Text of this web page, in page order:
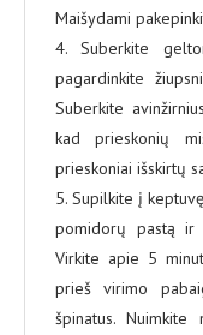
Maišydami
4. Suberkite
pagardinkite
Suberkite
kad prieskonių
prieskoniai išskirtų
5. Supilkite į
pomidorų pastą ir
Virkite apie 5
prieš virimo
špinatus.